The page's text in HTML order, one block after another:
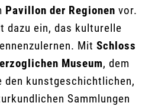
Pavillon der Regionen vor.
dazu ein, das kulturelle
Mit Schloss
Museum, dem
den kunstgeschichtlichen,
Sammlungen